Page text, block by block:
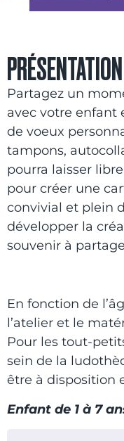
PRÉSENTATION
Partagez un
avec votre enfant
de voeux
tampons,
pourra laisser
pour créer une
convivial et plein
développer la
souvenir à
En fonction de
l’atelier et le
Pour les tout-
sein de la
être à disposition
Enfant de 1 à 7